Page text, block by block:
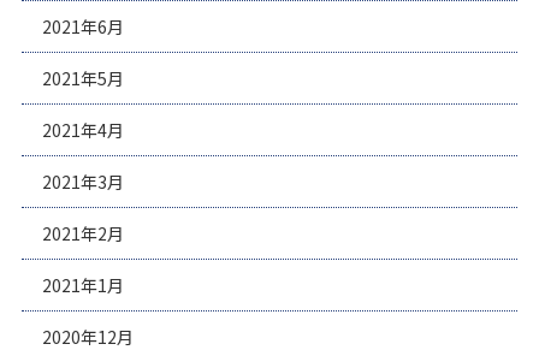
2021年6月
2021年5月
2021年4月
2021年3月
2021年2月
2021年1月
2020年12月